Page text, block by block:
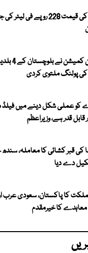
پیٹرول کی قیمت 228 روپے
پولنگ ملتوی کردی
کو عملی شکل دینے میں فیلڈ
قابل قدر ہے، وزیراعظم
کی قبر کشائی کا معاملہ،
دے دیا
کا پاکستان، سعودی عرب
کا خیرمقدم